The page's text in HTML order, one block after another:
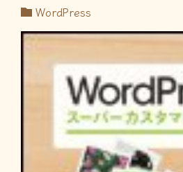
WordPress